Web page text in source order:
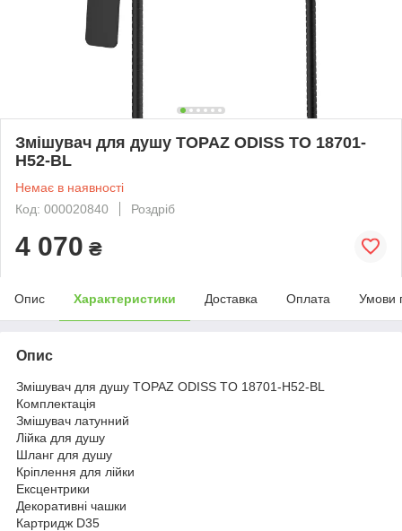
Змішувач для душу TOPAZ ODISS TO 18701-
H52-BL
Немає в наявності
Код: 000020840
Роздріб
4 070 ₴
Опис Характеристики Доставка Оплата Умови
Опис
Змішувач для душу TOPAZ ODISS TO 18701-H52-BL
Комплектація
Змішувач латунний
Лійка для душу
Шланг для душу
Кріплення для лійки
Ексцентрики
Декоративні чашки
Картридж D35